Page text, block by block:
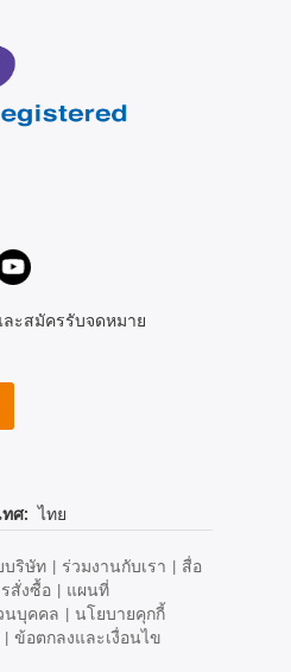
ะสมัครรับจดหมาย
ทศ: ไทย
บริษัท | ร่วมงานกับเรา | สื่อ
สั่งซื้อ | แผนที่
นบุคคล | นโยบายคุกกี้
| ข้อตกลงและเงื่อนไข